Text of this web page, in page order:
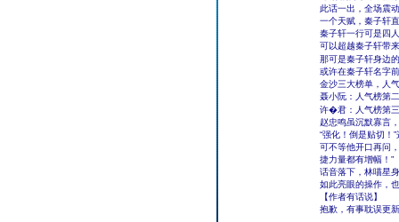
此话一出，全场震
一个天赋，秦子轩
秦子轩一行可是四
可以超越秦子轩带
那可是秦子轩身边
或许在秦子轩名字
金沙三大榜单，人
聂小阮：人气榜第
许�君：人气榜第
赵忠鸣虽沉默寡言
“强化！倒是贴切！
可不等他开口再问
捷力量都有增幅！”
话音落下，林喵星
如此亮眼的操作，
【作者有话说】
抱歉，有事耽误更